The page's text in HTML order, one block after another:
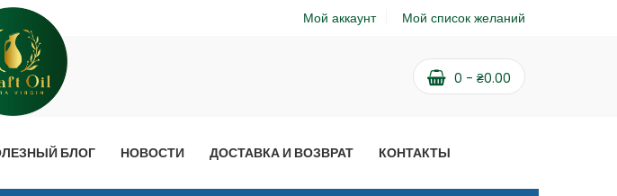
Мой аккаунт Мой список желаний
0 - ₴0.00
БЛОГ НОВОСТИ ДОСТАВКА И ВОЗВРАТ КОНТАКТЫ